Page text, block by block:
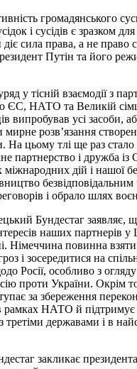
громадянського
і сусідів є зразком
сила права, а не право
Путін та його
у тісній взаємодії з
ЄС, НАТО та Великій
випробував усі засоби,
розв’язання
На цьому тлі ще раз
партнерство і дружба
дій і нашої
і обрало шлях
Бундестаг заявляє,
наших партнерів у
Німеччина повинна взяти
і зосередитися на
Росії, особливо з
проти України. Окрім
за збереження
рамках НАТО й підтримує
третіми державами і в
закликає